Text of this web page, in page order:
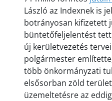
László az Indexnek is
botrányosan kifizetett
büntetőfeljelentést tett
új kerületvezetés
polgármester
több önkormányzati
elsősorban zöld
üzemeltetésre az